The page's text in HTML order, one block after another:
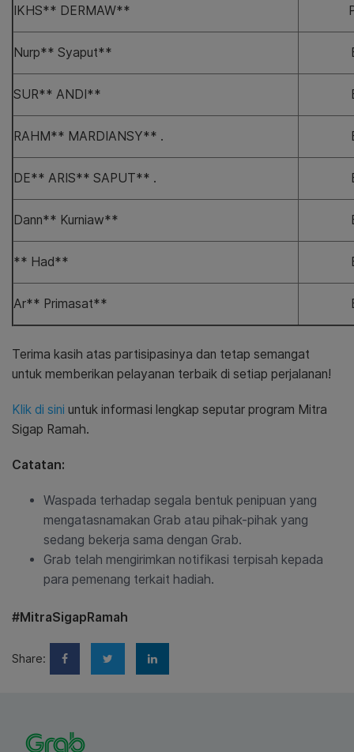
IKHS** DERMAW**
Nurp** Syaput**
SUR** ANDI**
RAHM** MARDIANSY** .
DE** ARIS** SAPUT** .
Dann** Kurniaw**
** Had**
Ar** Primasat**
Terima kasih atas partisipasinya dan tetap semangat
untuk memberikan pelayanan terbaik di setiap perjalanan!
Klik di sini untuk informasi lengkap seputar program Mitra
Sigap Ramah.
Catatan:
Waspada terhadap segala bentuk penipuan yang
mengatasnamakan Grab atau pihak-pihak yang
sedang bekerja sama dengan Grab.
Grab telah mengirimkan notifikasi terpisah kepada
para pemenang terkait hadiah.
#MitraSigapRamah
Share: